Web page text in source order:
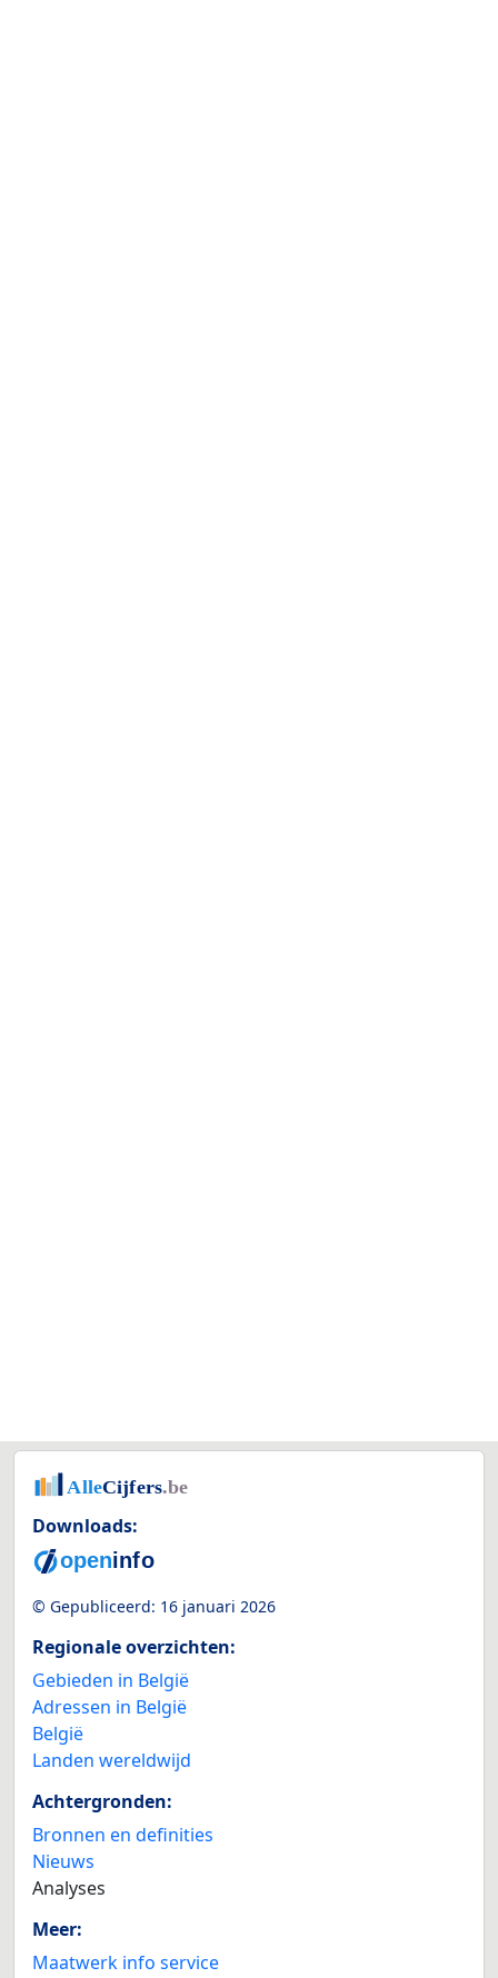
Downloads:
© Gepubliceerd: 16 januari 2026
Regionale overzichten:
Gebieden in België
Adressen in België
België
Landen wereldwijd
Achtergronden:
Bronnen en definities
Nieuws
Analyses
Meer:
Maatwerk info service